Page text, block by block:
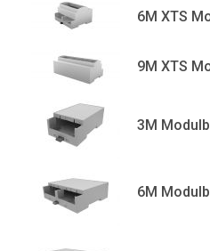
6M XTS
9M XTS
3M
6M